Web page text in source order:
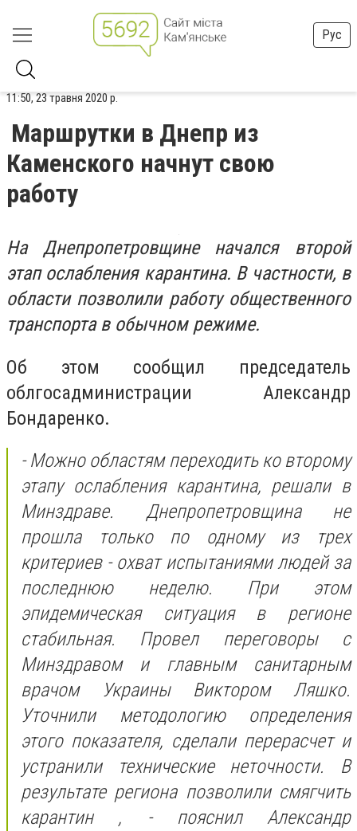
Рус
11:50, 23 травня 2020 р.
Маршрутки в Днепр из
Каменского начнут свою
работу
На Днепропетровщине начался второй
этап ослабления карантина. В частности, в
области позволили работу общественного
транспорта в обычном режиме.
Об этом сообщил председатель
облгосадминистрации Александр
Бондаренко.
- Можно областям переходить ко второму
этапу ослабления карантина, решали в
Минздраве. Днепропетровщина не
прошла только по одному из трех
критериев - охват испытаниями людей за
последнюю неделю. При этом
эпидемическая ситуация в регионе
стабильная. Провел переговоры с
Минздравом и главным санитарным
врачом Украины Виктором Ляшко.
Уточнили методологию определения
этого показателя, сделали перерасчет и
устранили технические неточности. В
результате региона позволили смягчить
карантин , - пояснил Александр